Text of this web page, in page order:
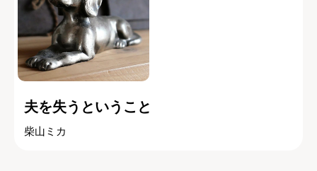
夫を失うということ
柴山ミカ